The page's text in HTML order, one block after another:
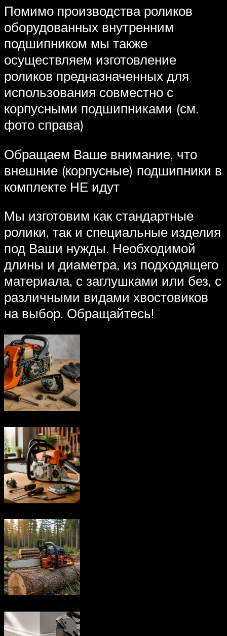
Помимо производства роликов
оборудованных внутренним
подшипником мы также
осуществляем изготовление
роликов предназначенных для
использования совместно с
корпусными подшипниками (см.
фото справа)
Обращаем Ваше внимание, что
внешние (корпусные) подшипники в
комплекте НЕ идут
Мы изготовим как стандартные
ролики, так и специальные изделия
под Ваши нужды. Необходимой
длины и диаметра, из подходящего
материала, с заглушками или без, с
различными видами хвостовиков
на выбор. Обращайтесь!